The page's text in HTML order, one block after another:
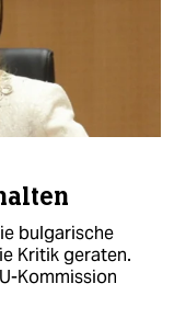
bulgarische
Kritik geraten.
Kommission